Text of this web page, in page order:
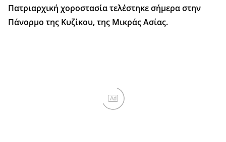
Πατριαρχική χοροστασία τελέστηκε σήμερα στην
Πάνορμο της Κυζίκου, της Μικράς Ασίας.
Ad